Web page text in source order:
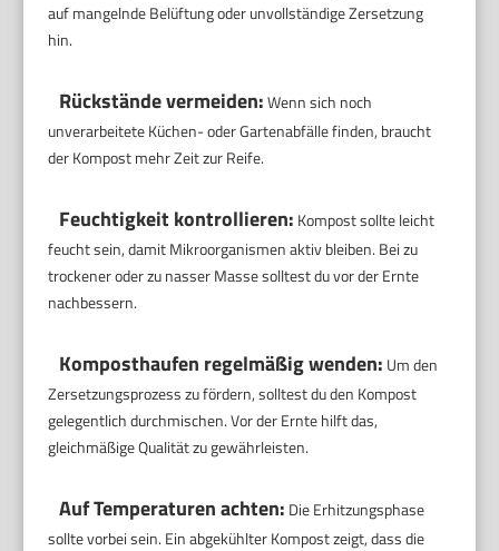
auf mangelnde Belüftung oder unvollständige Zersetzung
hin.
Rückstände vermeiden:Wenn sich noch
unverarbeitete Küchen- oder Gartenabfälle finden, braucht
der Kompost mehr Zeit zur Reife.
Feuchtigkeit kontrollieren: Kompost sollte leicht
feucht sein, damit Mikroorganismen aktiv bleiben. Bei zu
trockener oder zu nasser Masse solltest du vor der Ernte
nachbessern.
Komposthaufen regelmäßig wenden: Um den
Zersetzungsprozess zu fördern, solltest du den Kompost
gelegentlich durchmischen. Vor der Ernte hilft das,
gleichmäßige Qualität zu gewährleisten.
Auf Temperaturen achten: Die Erhitzungsphase
sollte vorbei sein. Ein abgekühlter Kompost zeigt, dass die